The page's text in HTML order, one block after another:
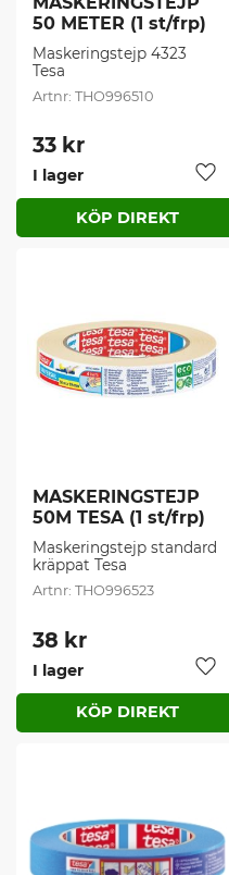
50 METER (1 st/frp)
Maskeringstejp 4323
Tesa
THO996510
33 kr
I lager
MASKERINGSTEJP
50M TESA (1 st/frp)
Maskeringstejp standard
kräppat Tesa
THO996523
38 kr
I lager